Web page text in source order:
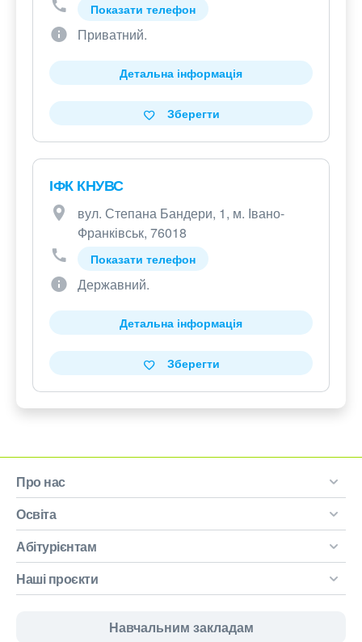
Показати телефон
Приватний.
Детальна інформація
Зберегти
ІФК КНУВС
вул. Степана Бандери, 1, м. Івано-
Франківськ, 76018
Показати телефон
Державний.
Детальна інформація
Зберегти
Про нас
Освіта
Абітурієнтам
Наші проєкти
Навчальним закладам